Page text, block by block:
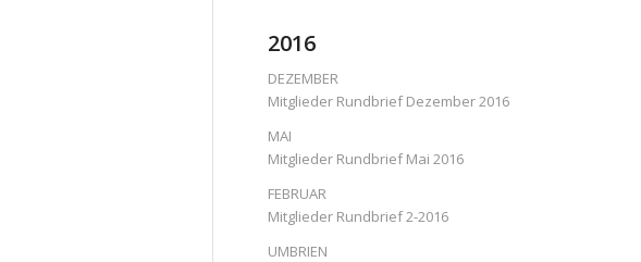
2016
DEZEMBER
Mitglieder Rundbrief Dezember 2016
MAI
Mitglieder Rundbrief Mai 2016
FEBRUAR
Mitglieder Rundbrief 2-2016
UMBRIEN